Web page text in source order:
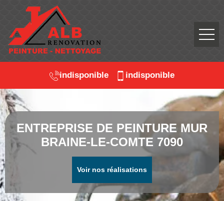
indisponible indisponible
ENTREPRISE DE PEINTURE MUR
BRAINE-LE-COMTE 7090
Voir nos réalisations